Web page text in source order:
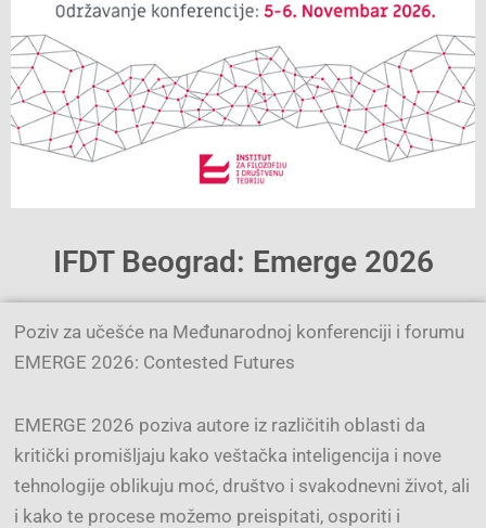
IFDT Beograd: Emerge 2026
Poziv za učešće na Međunarodnoj konferenciji i forumu
EMERGE 2026: Contested Futures
EMERGE 2026 poziva autore iz različitih oblasti da
kritički promišljaju kako veštačka inteligencija i nove
tehnologije oblikuju moć, društvo i svakodnevni život, ali
i kako te procese možemo preispitati, osporiti i